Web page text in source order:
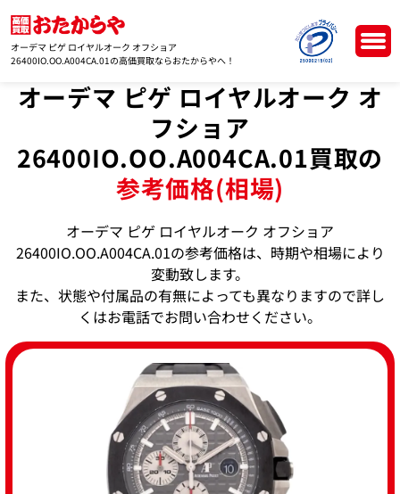
オーデマ ピゲ ロイヤルオーク オフショア
26400IO.OO.A004CA.01の高価買取ならおたからやへ！
オーデマ ピゲ ロイヤルオーク オ
フショア
26400IO.OO.A004CA.01買取の
参考価格(相場)
オーデマ ピゲ ロイヤルオーク オフショア
26400IO.OO.A004CA.01の参考価格は、時期や相場により
変動致します。
また、状態や付属品の有無によっても異なりますので詳し
くはお電話でお問い合わせください。